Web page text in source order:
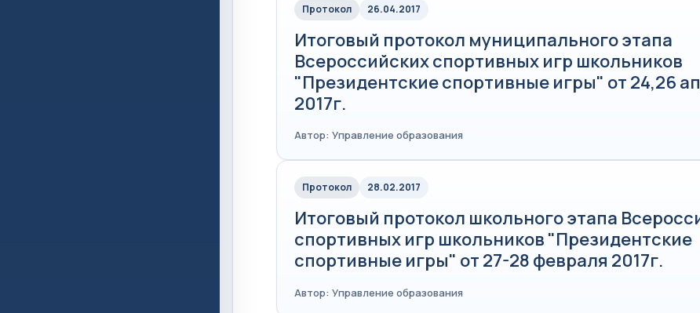
Протокол 26.04.2017
Итоговый протокол муниципального этапа
Всероссийских спортивных игр школьников
"Президентские спортивные игры" от 24,26
2017г.
Автор: Управление образования
Протокол 28.02.2017
Итоговый протокол школьного этапа
спортивных игр школьников "Президентские
спортивные игры" от 27-28 февраля 2017г.
Автор: Управление образования